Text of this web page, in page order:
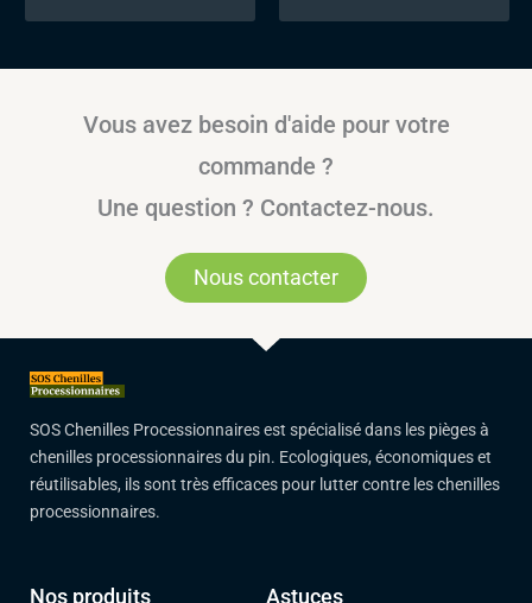
Vous avez besoin d'aide pour votre
commande ?
Une question ? Contactez-nous.
Nous contacter
SOS Chenilles Processionnaires est spécialisé dans les pièges à
chenilles processionnaires du pin. Ecologiques, économiques et
réutilisables, ils sont très efficaces pour lutter contre les chenilles
processionnaires.
Nos produits Astuces